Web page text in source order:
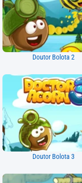
Doutor Bolota 2
Doutor Bolota 3